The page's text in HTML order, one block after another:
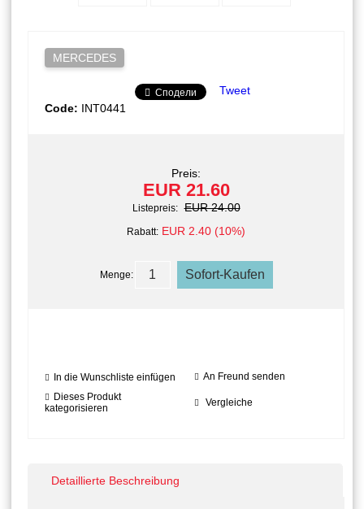
MERCEDES
Сподели
Tweet
Code: INT0441
Preis:
EUR 21.60
Listepreis: EUR 24.00
Rabatt: EUR 2.40 (10%)
Menge:
In die Wunschliste einfügen
An Freund senden
Dieses Produkt
kategorisieren
Vergleiche
Detaillierte Beschreibung